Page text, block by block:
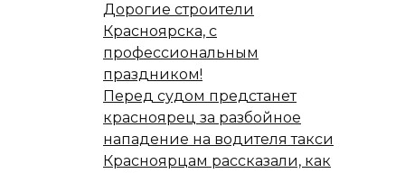
Дорогие строители
Красноярска, с
профессиональным
праздником!
Перед судом предстанет
красноярец за разбойное
нападение на водителя такси
Красноярцам рассказали, как